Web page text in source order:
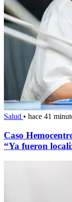
Salud • hace 41
Caso
“Ya fueron